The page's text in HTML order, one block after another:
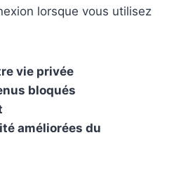
lorsque vous utilisez
vie privée
bloqués
améliorées du